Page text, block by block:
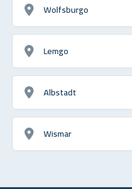
Wolfsburgo
Lemgo
Albstadt
Wismar